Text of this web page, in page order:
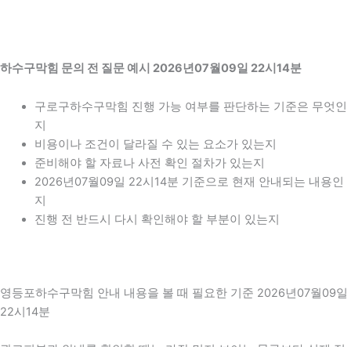
하수구막힘 문의 전 질문 예시 2026년07월09일 22시14분
구로구하수구막힘 진행 가능 여부를 판단하는 기준은 무엇인
지
비용이나 조건이 달라질 수 있는 요소가 있는지
준비해야 할 자료나 사전 확인 절차가 있는지
2026년07월09일 22시14분 기준으로 현재 안내되는 내용인
지
진행 전 반드시 다시 확인해야 할 부분이 있는지
영등포하수구막힘 안내 내용을 볼 때 필요한 기준 2026년07월09일
22시14분